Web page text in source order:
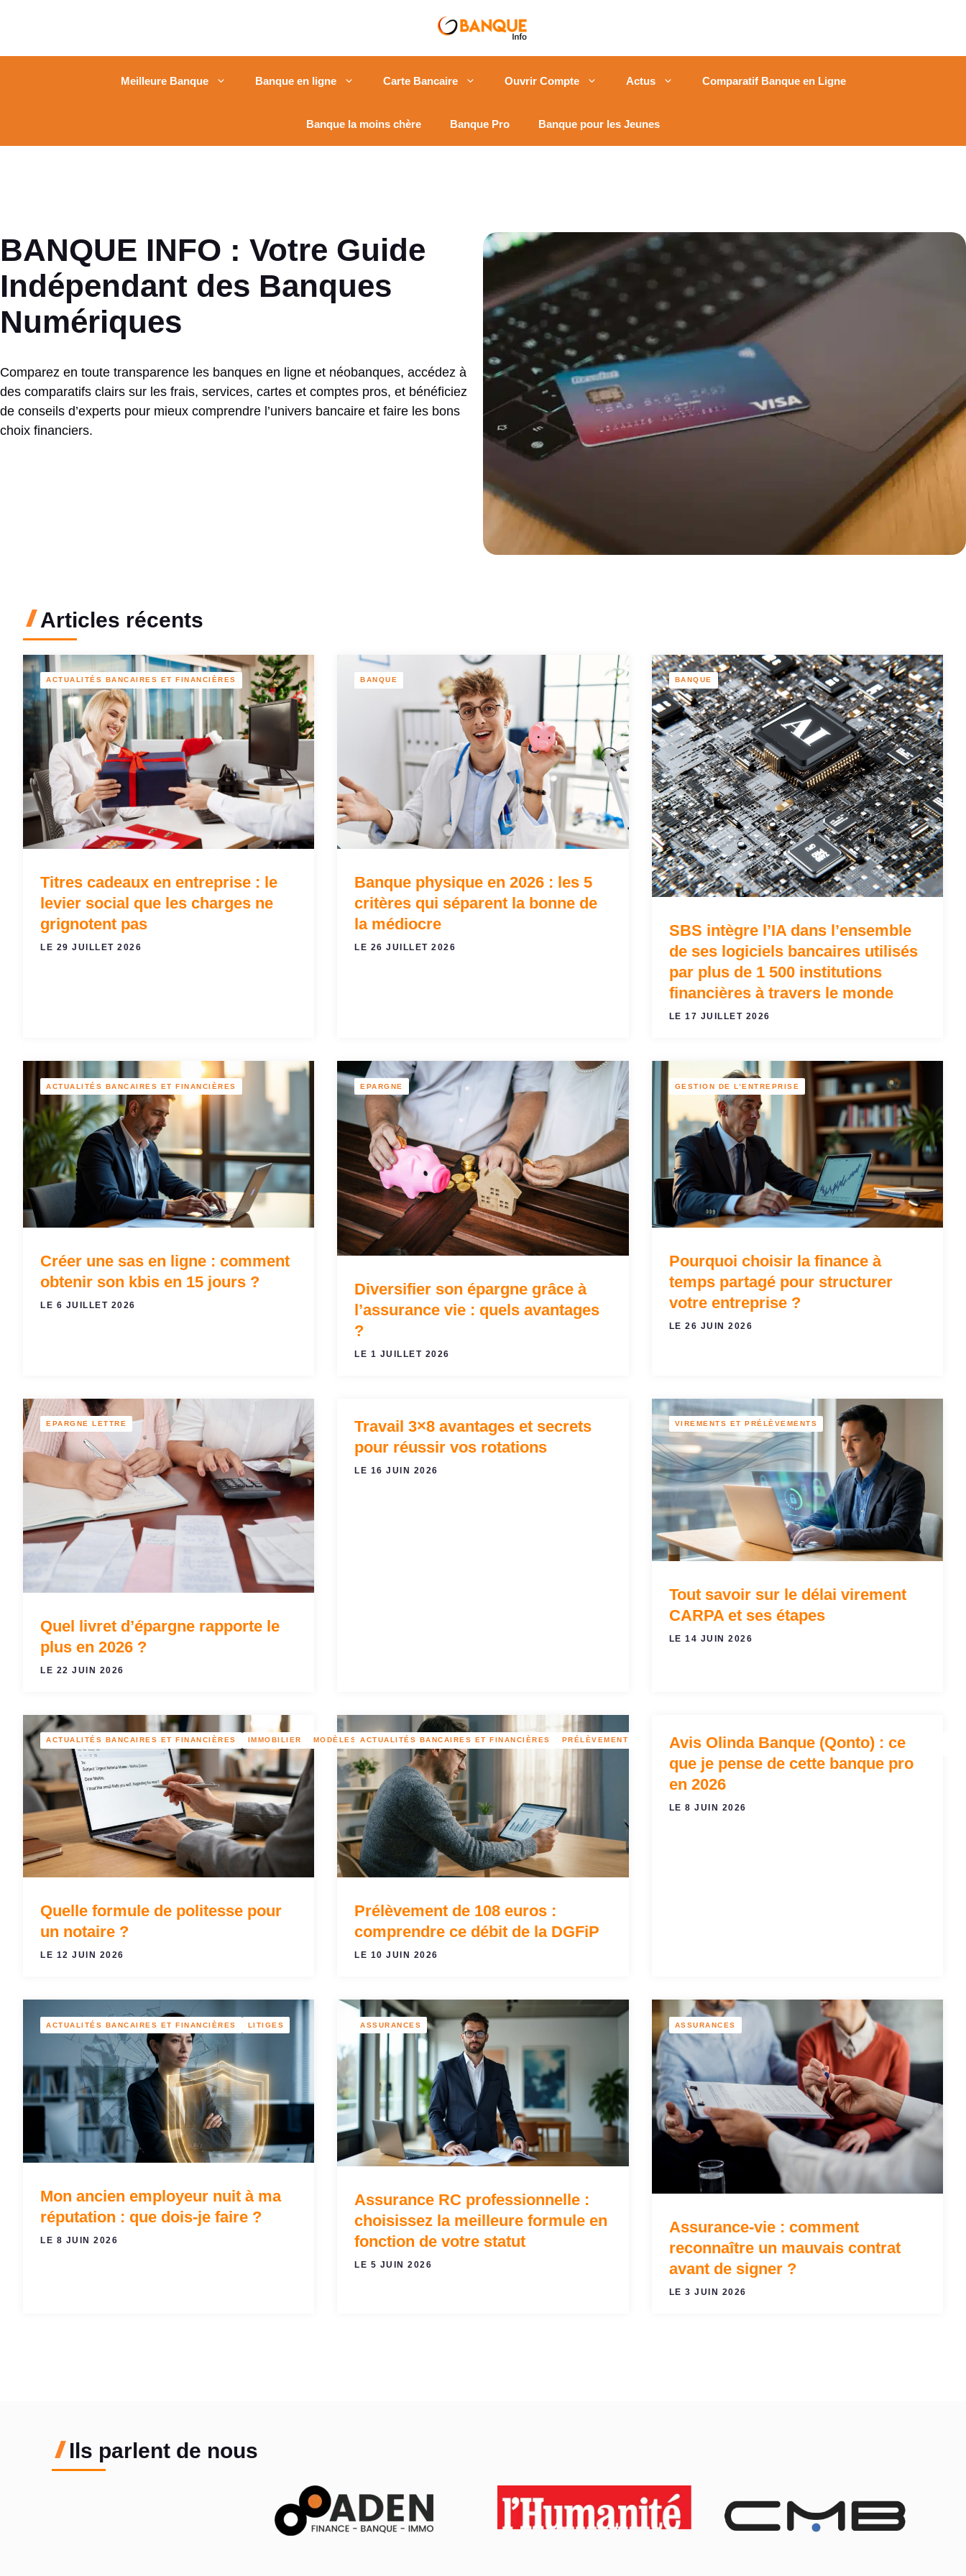
Meilleure Banque Banque en ligne Carte Bancaire Ouvrir Compte Actus Comparatif Banque en Ligne
Banque la moins chère Banque Pro Banque pour les Jeunes
BANQUE INFO : Votre Guide
Indépendant des Banques
Numériques
Comparez en toute transparence les banques en ligne et néobanques, accédez à
des comparatifs clairs sur les frais, services, cartes et comptes pros, et bénéficiez
de conseils d’experts pour mieux comprendre l’univers bancaire et faire les bons
choix financiers.
Articles récents
ACTUALITÉS BANCAIRES ET FINANCIÈRES
Titres cadeaux en entreprise : le
levier social que les charges ne
grignotent pas
LE 29 JUILLET 2026
BANQUE
Banque physique en 2026 : les 5
critères qui séparent la bonne de
la médiocre
LE 26 JUILLET 2026
BANQUE
SBS intègre l’IA dans l’ensemble
de ses logiciels bancaires utilisés
par plus de 1 500 institutions
financières à travers le monde
LE 17 JUILLET 2026
ACTUALITÉS BANCAIRES ET FINANCIÈRES
Créer une sas en ligne : comment
obtenir son kbis en 15 jours ?
LE 6 JUILLET 2026
EPARGNE
Diversifier son épargne grâce à
l’assurance vie : quels avantages
?
LE 1 JUILLET 2026
GESTION DE L’ENTREPRISE
Pourquoi choisir la finance à
temps partagé pour structurer
votre entreprise ?
LE 26 JUIN 2026
EPARGNE LETTRE
Quel livret d’épargne rapporte le
plus en 2026 ?
LE 22 JUIN 2026
EMPLOI
Travail 3×8 avantages et secrets
pour réussir vos rotations
LE 16 JUIN 2026
VIREMENTS ET PRÉLÈVEMENTS
Tout savoir sur le délai virement
CARPA et ses étapes
LE 14 JUIN 2026
ACTUALITÉS BANCAIRES ET FINANCIÈRES IMMOBILIER MODÈLES DE LETTRES GRATUITES
Quelle formule de politesse pour
un notaire ?
LE 12 JUIN 2026
ACTUALITÉS BANCAIRES ET FINANCIÈRES PRÉLÈVEMENT
Prélèvement de 108 euros :
comprendre ce débit de la DGFiP
LE 10 JUIN 2026
ACTUALITÉS BANCAIRES
ET FINANCIÈRES
BANQUE EN LIGNE : GUIDE
POUR BIEN CHOISIR !
Avis Olinda Banque (Qonto) : ce
que je pense de cette banque pro
en 2026
LE 8 JUIN 2026
ACTUALITÉS BANCAIRES ET FINANCIÈRES LITIGES
Mon ancien employeur nuit à ma
réputation : que dois-je faire ?
LE 8 JUIN 2026
ASSURANCES
Assurance RC professionnelle :
choisissez la meilleure formule en
fonction de votre statut
LE 5 JUIN 2026
ASSURANCES
Assurance-vie : comment
reconnaître un mauvais contrat
avant de signer ?
LE 3 JUIN 2026
Ils parlent de nous